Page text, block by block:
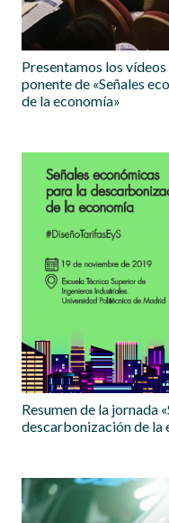
Presentamos los
ponente de «Señales
de la economía»
Resumen de la jornada
descarbonización de la